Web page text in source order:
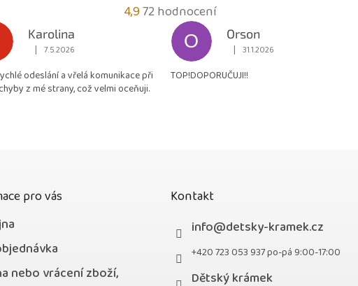
4,9Průměrné
hodnocení
obchodu
4,9
z
72 hodnocení
Karolina
Hodnocení obchodu je 5 z 5 hvězdiček.
| 7.5.2026
odeslání a vřelá komunikace při
z mé strany, což velmi oceňuji.
O
Orson
Hodnocení obchodu je 5 z 5
| 31.1.2026
TOP!DOPORUČUJI!!
pro vás
nebo vrácení zboží,
Kontakt
info@detsky-kramek.cz
+420 723 053 937 po-pá 9:00-17:00
Dětský krámek